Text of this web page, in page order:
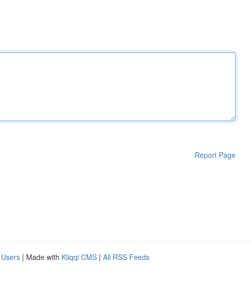
Report Page
| Made with Kliqqi CMS | All RSS Feeds